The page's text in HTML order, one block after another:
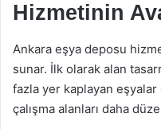
Hizmetinin
Ankara eşya deposu
sunar. İlk olarak alan
fazla yer kaplayan eşyalar
çalışma alanları daha